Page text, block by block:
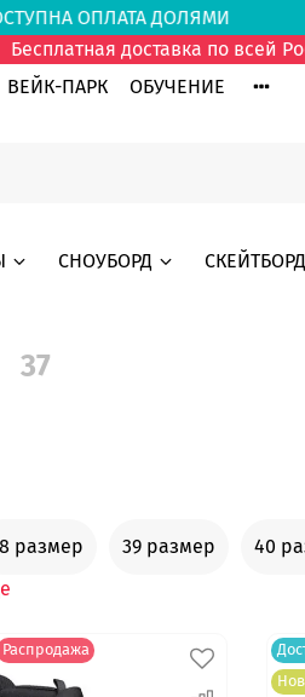
ОПЛАТА ДОЛЯМИ
Бесплатная доставка по всей
ВЕЙК-ПАРК ОБУЧЕНИЕ
СНОУБОРД СКЕЙТБОРД
37
размер 39 размер 40
Распродажа